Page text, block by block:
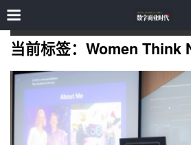
当前标签：Women Think